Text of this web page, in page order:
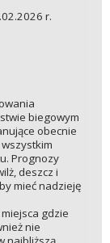
r.
biegowym
obecnie
Prognozy
deszcz i
mieć nadzieję
gdzie
nie